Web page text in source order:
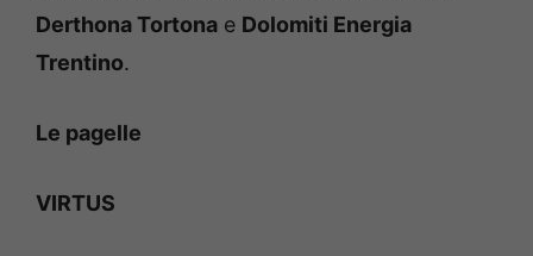
Derthona Tortona e Dolomiti Energia
Trentino.
Le pagelle
VIRTUS